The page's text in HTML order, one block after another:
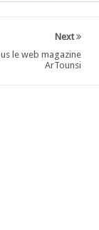
Next
le web magazine
ArTounsi